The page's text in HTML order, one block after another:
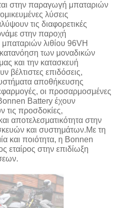
στην παραγωγή μπαταριών
λύσεις
τις διαφορετικές
στην παροχή
λιθίου 96VΗ
κατανόηση των μοναδικών
και την κατασκευή
επιδόσεις,
αποθήκευσης
οι προσαρμοσμένες
Battery έχουν
τις προσδοκίες,
αποτελεσματικότητα στην
και συστημάτων.Με τη
και ποιότητα, η Bonnen
εταίρος στην επιδίωξη